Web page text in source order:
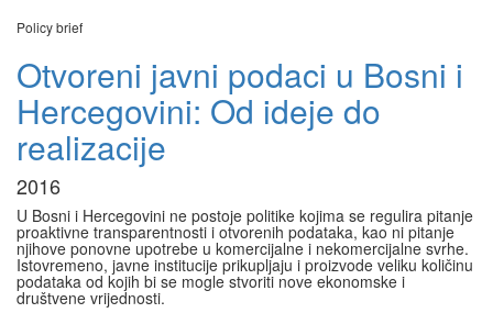
Policy brief
Otvoreni javni podaci u Bosni i
Hercegovini: Od ideje do
realizacije
2016
U Bosni i Hercegovini ne postoje politike kojima se regulira pitanje
proaktivne transparentnosti i otvorenih podataka, kao ni pitanje
njihove ponovne upotrebe u komercijalne i nekomercijalne svrhe.
Istovremeno, javne institucije prikupljaju i proizvode veliku količinu
podataka od kojih bi se mogle stvoriti nove ekonomske i
društvene vrijednosti.